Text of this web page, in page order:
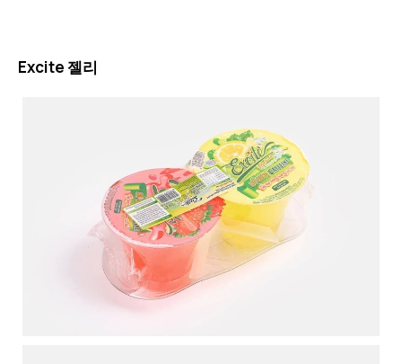
Excite 젤리